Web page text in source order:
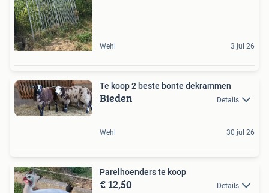
Wehl 3 jul 26
Te koop 2 beste bonte dekrammen
Bieden Details
Wehl 30 jul 26
Parelhoenders te koop
€ 12,50 Details